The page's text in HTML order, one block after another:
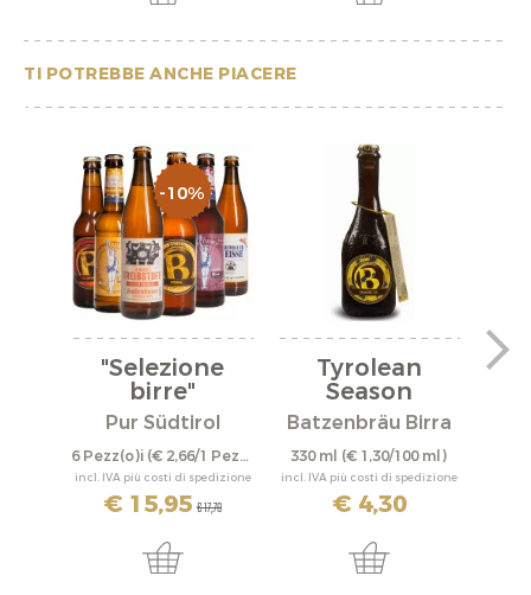
TI POTREBBE ANCHE PIACERE
-10%
"Selezione
birre"
Pur Südtirol
6 Pezz(o)i (€ 2,66/1 Pezz(o)i)
incl. IVA più costi di spedizione
€ 15,95 € 17,70
Tyrolean
Season
"Kranewitten"
Batzenbräu Birra
330 ml (€ 1,30/100 ml)
incl. IVA più costi di spedizione
€ 4,30